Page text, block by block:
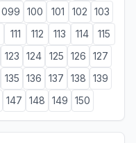
099 100 101 102
103
111 112 113 114
115
123 124 125 126
127
135 136 137 138
139
147 148 149 150